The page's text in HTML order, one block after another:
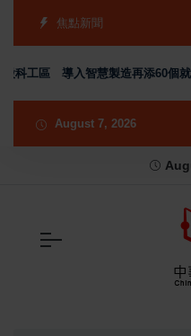
焦點新聞
科工區 導入智慧製造再添60個就
August 7, 2026